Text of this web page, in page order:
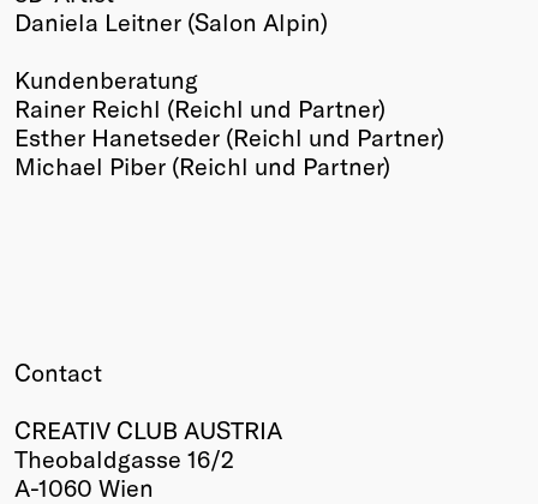
Daniela Leitner (Salon Alpin)
Kundenberatung
Rainer Reichl (Reichl und Partner)
Esther Hanetseder (Reichl und Partner)
Michael Piber (Reichl und Partner)
Contact
CREATIV CLUB AUSTRIA
Theobaldgasse 16/2
A-1060 Wien